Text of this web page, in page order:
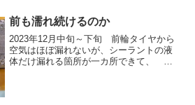
ガード、ディレーラーハンガーを購入し
て、延命させている...
前も濡れ続けるのか
2023年12月中旬～下旬 前輪タイヤから
空気はほぼ漏れないが、シーラントの液
体だけ漏れる箇所が一カ所できて、 漏